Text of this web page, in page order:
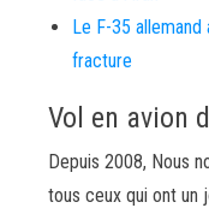
Le F-35 allemand
fracture
Vol en avion
Depuis 2008, Nous
tous ceux qui ont un